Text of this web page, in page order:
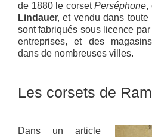
de 1880 le corsetPerséphone,
Lindauer, et vendu dans toute
sont fabriqués sous licence
entreprises, et des
dans de nombreuses villes.
Les corsets de
Dans un article